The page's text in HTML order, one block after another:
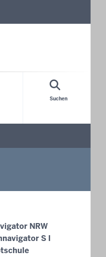
Suchen
NRW
S I